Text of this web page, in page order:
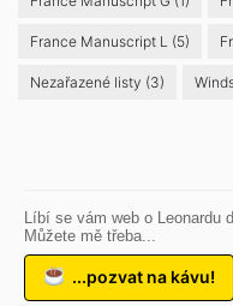
France Manuscript L (5)
Nezařazené listy (3)
Líbí se vám web o Leonardu
Můžete mě třeba...
...pozvat na kávu!